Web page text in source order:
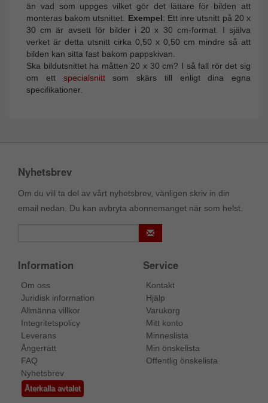
än vad som uppges vilket gör det lättare för bilden att
monteras bakom utsnittet. Exempel: Ett inre utsnitt på 20 x
30 cm är avsett för bilder i 20 x 30 cm-format. I själva
verket är detta utsnitt cirka 0,50 x 0,50 cm mindre så att
bilden kan sitta fast bakom pappskivan.
Ska bildutsnittet ha måtten 20 x 30 cm? I så fall rör det sig
om ett specialsnittsom skärs till enligt dina egna
specifikationer.
Nyhetsbrev
Om du vill ta del av vårt nyhetsbrev, vänligen skriv in din
email nedan. Du kan avbryta abonnemanget när som helst.
Information
Om oss
Juridisk information
Allmänna villkor
Integritetspolicy
Leverans
Ångerrätt
FAQ
Nyhetsbrev
Återkalla avtalet
Service
Kontakt
Hjälp
Varukorg
Mitt konto
Minneslista
Min önskelista
Offentlig önskelista